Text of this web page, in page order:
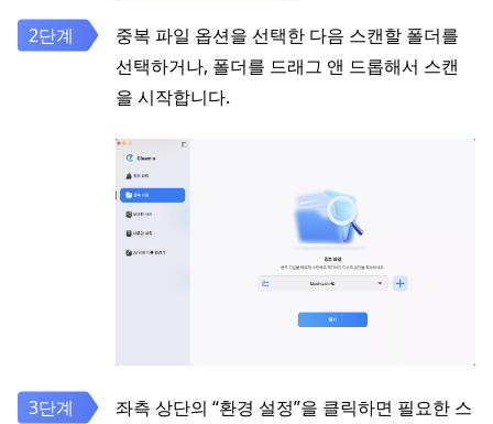
중복 파일 옵션을 선택한 다음 스캔할 폴더를
선택하거나, 폴더를 드래그 앤 드롭해서 스캔
을 시작합니다.
좌측 상단의 “환경 설정”을 클릭하면 필요한 스